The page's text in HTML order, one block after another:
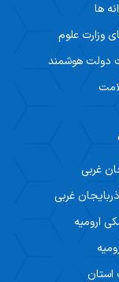
ها
وزارت علوم
دولت هوشمند
غربی
غربی
ارومیه
استان